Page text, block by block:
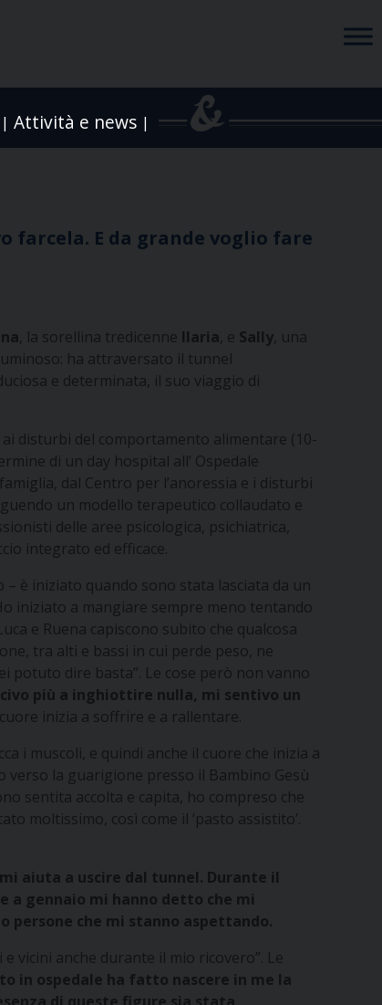
| Attività e news |
farcela. E da grande voglio fare
, la sorellina tredicenne Ilaria , e Sally , una
ha attraversato il tunnel
e determinata, il suo viaggio di
ai disturbi del comportamento alimentare (10-
di un day hospital all’ Ospedale
dal Centro per l’anoressia e i disturbi
un modello terapeutico collaudato e
delle aree psicologica, psichiatrica,
integrato ed efficace.
– è iniziato quando sono stata lasciata da un
iniziato a mangiare sempre meno tentando
e Ruena capiscono subito che qualcosa
tra alti e bassi in cui perde peso, ne
potuto dire basta”. Le cose però non vanno
più a inghiottire nulla, mi sentivo un
inizia a soffrire e a rallentare.
i muscoli, e quindi anche il cuore che inizia a
la guarigione presso il Bambino Gesù
sentita accolta e capita, ho compreso che
moltissimo, così come il ‘pasto assistito’.
aiuta a uscire dal tunnel. Durante il
a gennaio mi hanno detto che mi
persone che mi stanno aspettando.
vicini anche durante il mio ricovero”. Le
in ospedale ha fatto nascere in me la